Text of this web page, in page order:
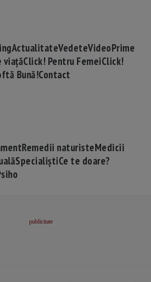
ActualitateVedeteVideoPrime
viațăClick! Pentru FemeiClick!
Bună!Contact
Remedii naturisteMedicii
SpecialiștiCe te doare?